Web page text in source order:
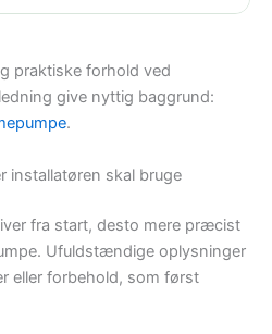
praktiske forhold ved
give nyttig baggrund:
.
installatøren skal bruge
fra start, desto mere præcist
Ufuldstændige oplysninger
eller forbehold, som først